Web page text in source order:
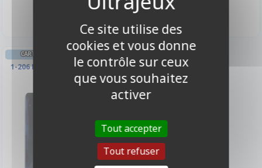
CARTES SPÉCIALES FORCE OF WILL
1-206 Foil - Pierre Magique De
Ténèbres
Ce site utilise des
cookies et vous donne
le contrôle sur ceux
que vous souhaitez
activer
Tout accepter
Tout refuser